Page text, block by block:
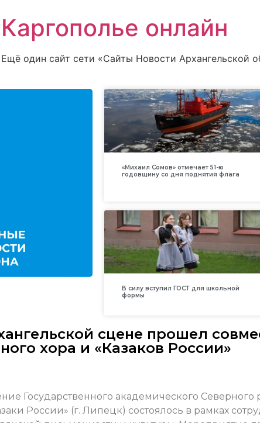
Каргополье онлайн
Ещё один сайт сети «Сайты Новости Архангельской
«Михаил Сомов» отмечает 51-ю
годовщину со дня поднятия флага
В силу вступил ГОСТ для школьной
формы
сцене прошел
хора и «Казаков России»
Государственного академического Северного
России» (г. Липецк) состоялось в рамках